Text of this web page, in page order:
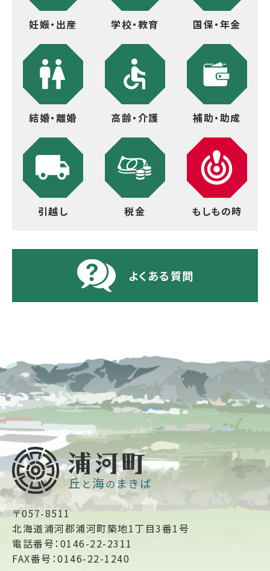
妊娠・出産 学校・教育 国保・年金
結婚・離婚 高齢・介護 補助・助成
引越し 税金 もしもの時
よくある質問
〒057-8511
北海道浦河郡浦河町築地1丁目3番1号
電話番号：0146-22-2311
FAX番号：0146-22-1240